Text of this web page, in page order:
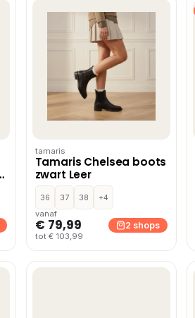
tamaris
Tamaris Chelsea boots
zwart Leer
36 37 38
+4
vanaf
€ 79,99
tot € 103,99
2 shops